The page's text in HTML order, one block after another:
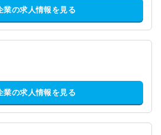
業の求人情報を見る
業の求人情報を見る